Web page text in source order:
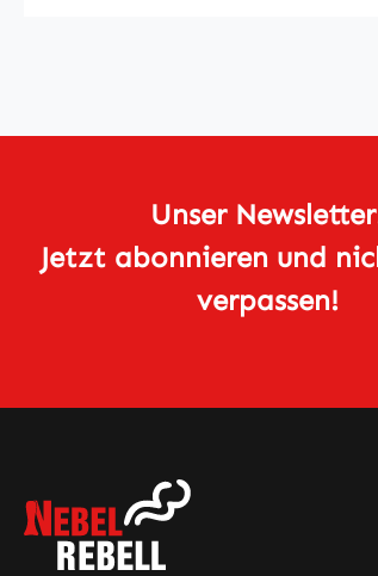
Unser
Jetzt abonnieren und
verpassen!